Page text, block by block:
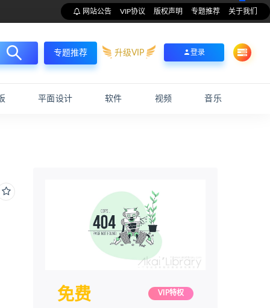
网站公告 VIP协议 版权声明 专题推荐 关于我们
专题推荐 升级VIP 登录
平面设计 软件 视频 音乐
免费 VIP特权